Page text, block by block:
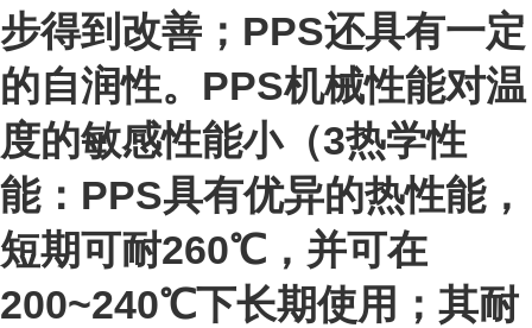
步得到改善；PPS还具有一定
的自润性。PPS机械性能对温
度的敏感性能小（3热学性
能：PPS具有优异的热性能，
短期可耐260℃，并可在
200~240℃下长期使用；其耐